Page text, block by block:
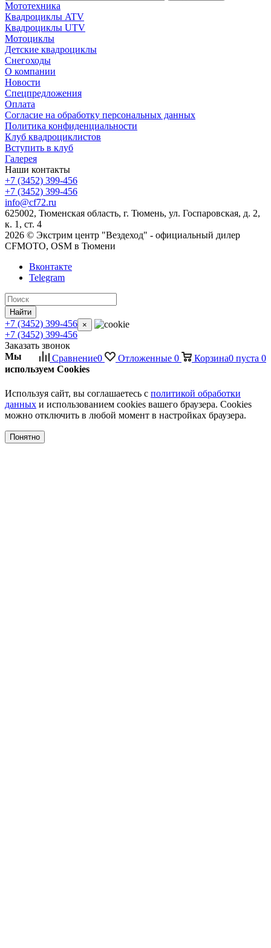
Мототехника
Квадроциклы ATV
Квадроциклы UTV
Мотоциклы
Детские квадроциклы
Снегоходы
О компании
Новости
Спецпредложения
Оплата
Согласие на обработку персональных данных
Политика конфиденциальности
Клуб квадроциклистов
Вступить в клуб
Галерея
Наши контакты
+7 (3452) 399-456
+7 (3452) 399-456
info@cf72.ru
625002, Тюменская область, г. Тюмень, ул. Госпаровская, д. 2,
к. 1, ст. 4
2026 © Экстрим центр "Вездеход" - официальный дилер
CFMOTO, OSM в Тюмени
Вконтакте
Telegram
Найти
+7 (3452) 399-456
+7 (3452) 399-456
Заказать звонок
Сравнение0 Отложенные 0 Корзина0 пуста 0
×
Мы
используем Cookies
Используя сайт, вы соглашаетесь с политикой обработки
данных и использованием cookies вашего браузера. Cookies
можно отключить в любой момент в настройках браузера.
Понятно